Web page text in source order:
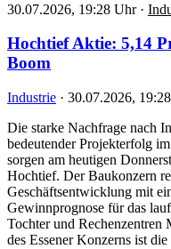
30.07.2026, 19:28 Uhr ·
Hochtief Aktie: 5,14
Boom
Industrie · 30.07.2026,
Die starke Nachfrage nach
bedeutender Projekterfolg
sorgen am heutigen
Hochtief. Der Baukonzern
Geschäftsentwicklung mit
Gewinnprognose für das
Tochter und Rechenzentren
des Essener Konzerns ist